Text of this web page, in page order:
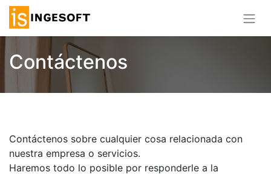
Contáctenos
Contáctenos sobre cualquier cosa relacionada con
nuestra empresa o servicios.
Haremos todo lo posible por responderle a la